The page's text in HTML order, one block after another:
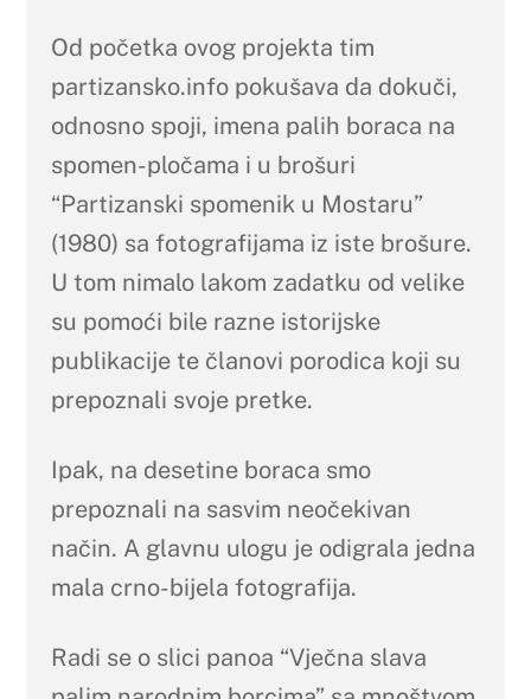
Od početka ovog projekta tim
partizansko.info pokušava da dokuči,
odnosno spoji, imena palih boraca na
spomen-pločama i u brošuri
“Partizanski spomenik u Mostaru”
(1980) sa fotografijama iz iste brošure.
U tom nimalo lakom zadatku od velike
su pomoći bile razne istorijske
publikacije te članovi porodica koji su
prepoznali svoje pretke.
Ipak, na desetine boraca smo
prepoznali na sasvim neočekivan
način. A glavnu ulogu je odigrala jedna
mala crno-bijela fotografija.
Radi se o slici panoa “Vječna slava